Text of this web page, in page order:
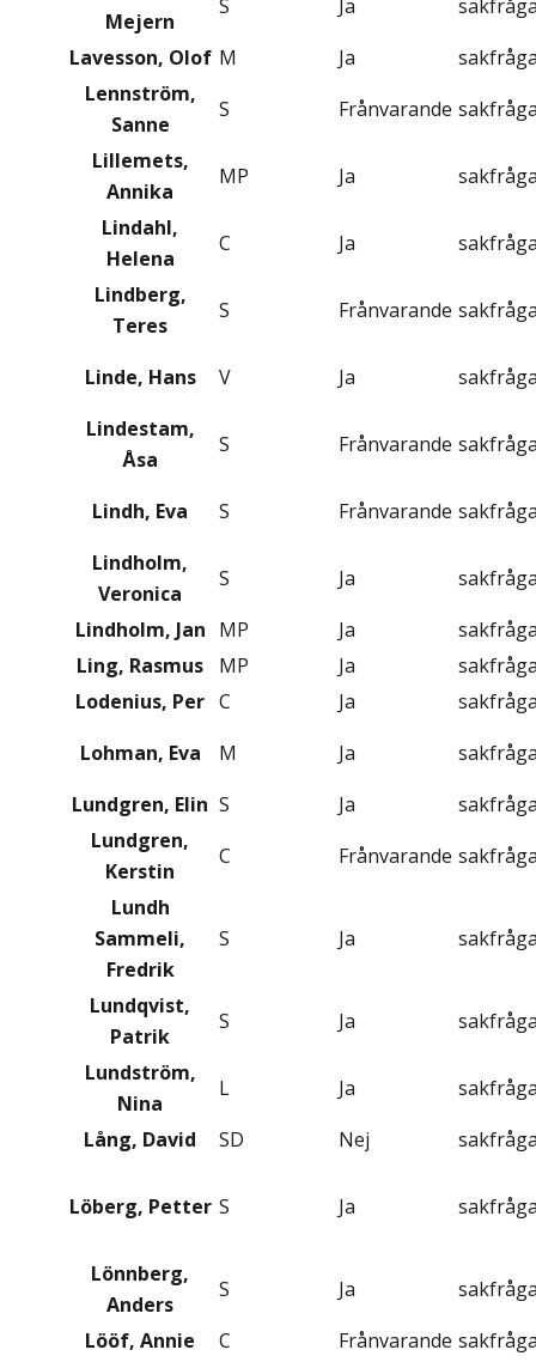
Mejern
S Ja
Lavesson, Olof M Ja
Lennström,
Sanne
S Frånvarande
Lillemets,
Annika
MP Ja
Lindahl,
Helena
C Ja
Lindberg,
Teres
S Frånvarande
Linde, Hans V Ja
Lindestam,
Åsa
S Frånvarande
Lindh, Eva S Frånvarande
Lindholm,
Veronica
S Ja
Lindholm, Jan MP Ja
Ling, Rasmus
MP Ja
Lodenius, Per C Ja
Lohman, Eva
M Ja
Lundgren, Elin S Ja
Lundgren,
Kerstin
C Frånvarande
Lundh
Sammeli,
Fredrik
S Ja
Lundqvist,
Patrik
S Ja
Lundström,
Nina
L Ja
Lång, David
SD Nej
Löberg, Petter S Ja
Lönnberg,
Anders
S Ja
Lööf, Annie
C Frånvarande